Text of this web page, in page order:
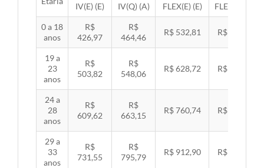
IV(E) (E)
IV(Q) (A)
FLEX(E) (E)
FLEX(Q) (A)
0 a 18
anos
R$
426,97
R$
464,46
R$ 532,81 R$ 549,06
19 a
23
anos
R$
503,82
R$
548,06
R$ 628,72 R$ 647,89
24 a
28
anos
R$
609,62
R$
663,15
R$ 760,74 R$ 783,94
29 a
33
anos
R$
731,55
R$
795,79
R$ 912,90 R$ 940,74